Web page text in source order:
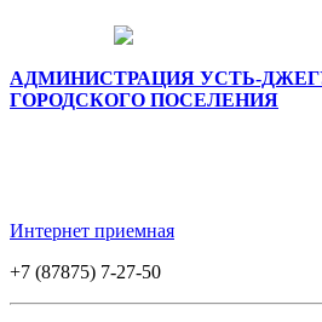
АДМИНИСТРАЦИЯ УСТЬ-
ГОРОДСКОГО ПОСЕЛЕНИЯ
Интернет приемная
+7 (87875) 7-27-50